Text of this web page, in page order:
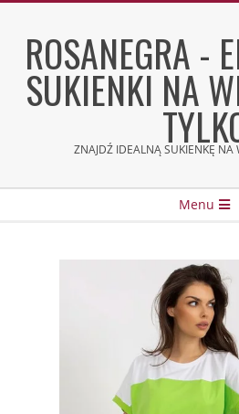
contentROSANEGRA -
SUKIENKI NA
ZNAJDŹ IDEALNĄ SUKIENKĘ NA
Menu